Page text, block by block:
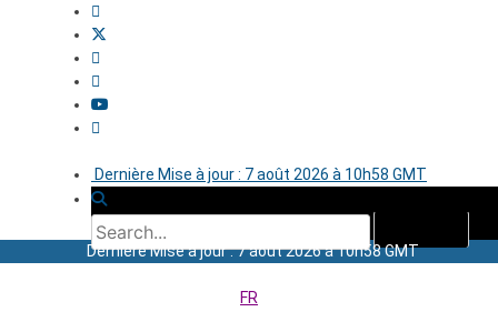
Dernière Mise à jour : 7 août 2026 à 10h58 GMT
Dernière Mise à jour : 7 août 2026 à 10h58 GMT
FR